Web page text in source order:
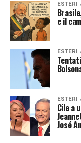
ESTERI
e il
ESTERI
ESTERI
Cile a
José